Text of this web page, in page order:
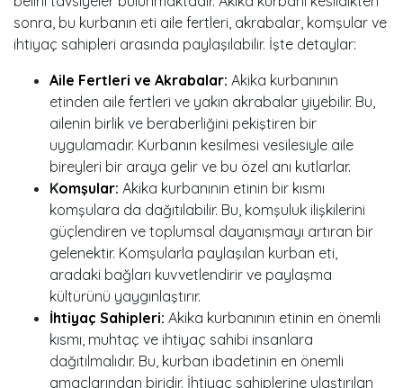
sonra, bu kurbanın eti aile fertleri, akrabalar, komşular ve
ihtiyaç sahipleri arasında paylaşılabilir. İşte detaylar:
Aile Fertleri ve Akrabalar: Akika kurbanının
etinden aile fertleri ve yakın akrabalar yiyebilir. Bu,
ailenin birlik ve beraberliğini pekiştiren bir
uygulamadır. Kurbanın kesilmesi vesilesiyle aile
bireyleri bir araya gelir ve bu özel anı kutlarlar.
Komşular: Akika kurbanının etinin bir kısmı
komşulara da dağıtılabilir. Bu, komşuluk ilişkilerini
güçlendiren ve toplumsal dayanışmayı artıran bir
gelenektir. Komşularla paylaşılan kurban eti,
aradaki bağları kuvvetlendirir ve paylaşma
kültürünü yaygınlaştırır.
İhtiyaç Sahipleri: Akika kurbanının etinin en önemli
kısmı, muhtaç ve ihtiyaç sahibi insanlara
dağıtılmalıdır. Bu, kurban ibadetinin en önemli
amaçlarından biridir. İhtiyaç sahiplerine ulaştırılan